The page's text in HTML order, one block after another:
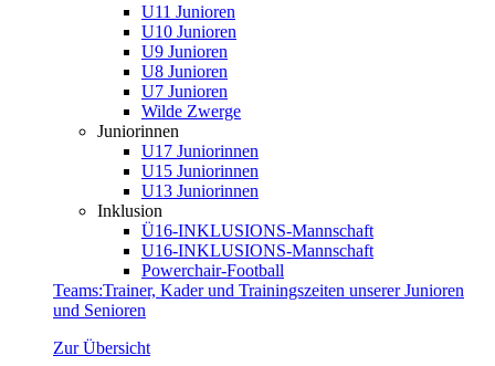
U11 Junioren
U10 Junioren
U9 Junioren
U8 Junioren
U7 Junioren
Wilde Zwerge
Juniorinnen
U17 Juniorinnen
U15 Juniorinnen
U13 Juniorinnen
Inklusion
Ü16-INKLUSIONS-Mannschaft
U16-INKLUSIONS-Mannschaft
Powerchair-Football
Teams:Trainer, Kader und Trainingszeiten unserer Junioren
und Senioren
Zur Übersicht